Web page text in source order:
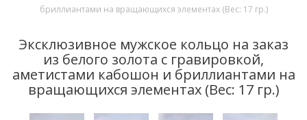
бриллиантами на вращающихся элементах (Вес: 17 гр.)
Эксклюзивное мужское кольцо на заказ
из белого золота с гравировкой,
аметистами кабошон и бриллиантами на
вращающихся элементах (Вес: 17 гр.)